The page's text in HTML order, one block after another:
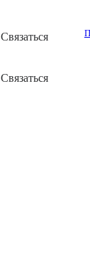
Связаться
Связаться